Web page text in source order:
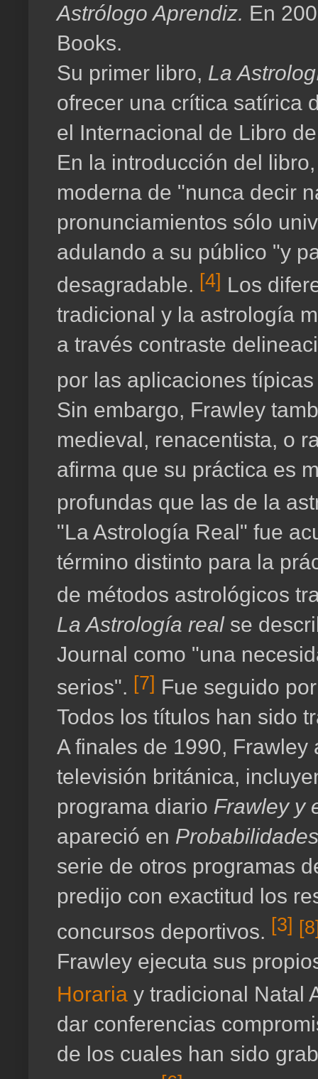
Astrólogo Aprendiz. En
Books.
Su primer libro, La
ofrecer una crítica satírica
el Internacional de Libro
En la introducción del
moderna de "nunca decir
pronunciamientos sólo
adulando a su público "y
desagradable. [4] Los
tradicional y la astrología
a través contraste
por las aplicaciones
Sin embargo, Frawley
medieval, renacentista, o
afirma que su práctica es
profundas que las de la
"La Astrología Real" fue
término distinto para la
de métodos astrológicos
La Astrología realse
Journal como "una
serios". [7] Fue seguido
Todos los títulos han sido
A finales de 1990,
televisión británica,
programa diario Frawley y
apareció en
serie de otros programas
predijo con exactitud los
concursos deportivos. [3]
Frawley ejecuta sus
Horaria y tradicional Natal
dar conferencias
de los cuales han sido